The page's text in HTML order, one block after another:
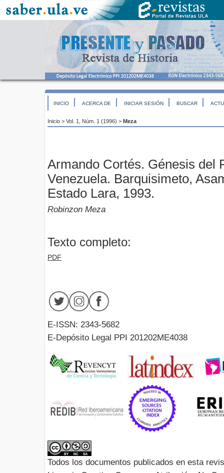
INICIO ACERCA DE INICIAR SESIÓN BUSCAR
Inicio > Vol. 1, Núm. 1 (1996) > Meza
Armando Cortés. Génesis del
Venezuela. Barquisimeto,
Estado Lara, 1993.
Robinzon Meza
Texto completo:
PDF
E-ISSN: 2343-5682
E-Depósito Legal PPI 201202ME4038
Todos los documentos publicados en esta